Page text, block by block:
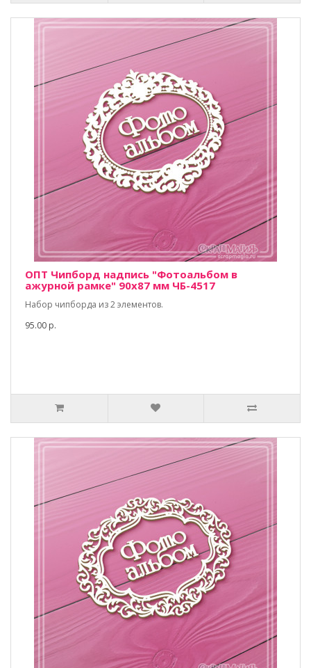
ОПТ Чипборд надпись "Фотоальбом в
ажурной рамке" 90х87 мм ЧБ-4517
Набор чипборда из 2 элементов.
95.00 р.